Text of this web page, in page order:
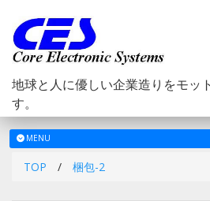
地球と人に優しい企業造りをモッ
す。
メ
ニ
MENU
TOP / 梱包-2